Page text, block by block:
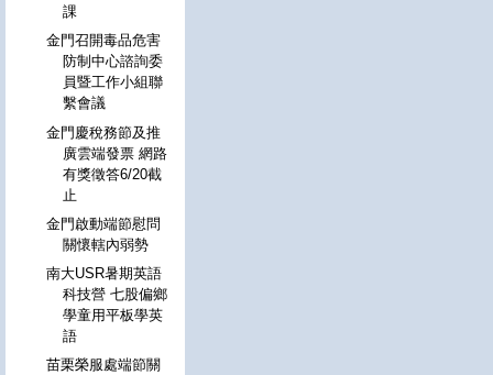
課
金門召開毒品危害
防制中心諮詢委
員暨工作小組聯
繫會議
金門慶稅務節及推
廣雲端發票 網路
有獎徵答6/20截
止
金門啟動端節慰問
關懷轄內弱勢
南大USR暑期英語
科技營 七股偏鄉
學童用平板學英
語
苗栗榮服處端節關